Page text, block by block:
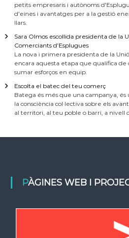
petits empresaris i autònoms
d'eines i avantatges per a la gestió
llars.
Sara Olmos escollida presidenta de la
Comerciants d’Esplugues
La nova i primera presidenta de la
encara aquesta etapa que qualifica de
sumar esforços en equip.
Escolta el batec del teu comerç
Batega és més que una campanya,
la consciència col·lectiva sobre els
al territori, al teu poble o barri, a nivell
PÀGINES WEB I